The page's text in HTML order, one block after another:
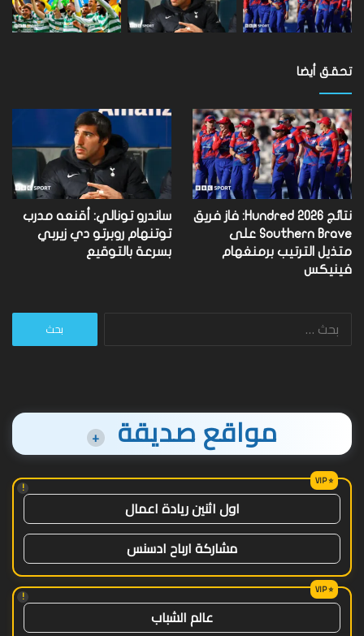
تحقق أيضا
نتائج Hundred 2026: فاز فريق
Southern Brave على
متذيل الترتيب برمنغهام
فينيكس
ساندرو تونالي: أقنعه مدرب
توتنهام روبرتو دي زيربي
بسرعة بالتوقيع
البحث
مواقع صديقة +
!
اول اثنين ريادة اعمال
مشاركة ارباح ادسنس
!
عالم الشباب